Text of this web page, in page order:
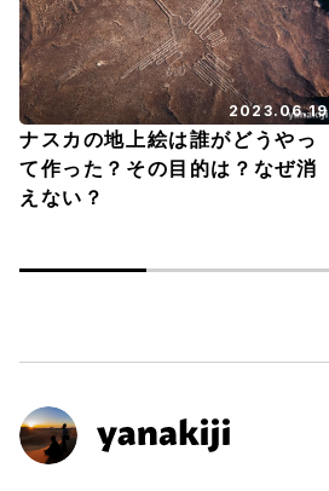
2023.06.19
ナスカの地上絵は誰がどうやっ
て作った？その目的は？なぜ消
えない？